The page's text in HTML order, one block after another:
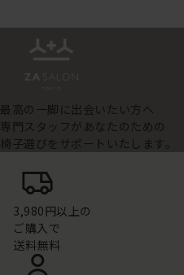
最高の一脚に出会いたい方へ
専門スタッフがあなたのための
椅子選びをサポートいたします。
3,980円以上の
ご購入で
送料無料